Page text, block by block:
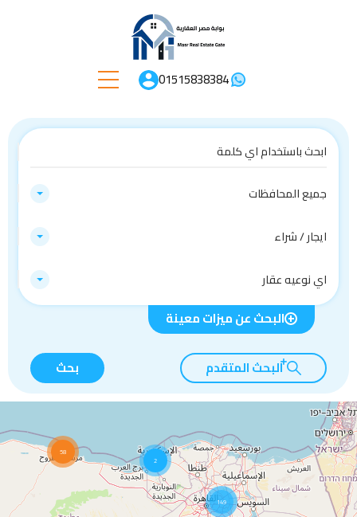
01515838384
جميع المحافظات
ايجار / شراء
اي نوعيه عقار
البحث عن ميزات معينة
البحث المتقدم بحث
2
58
149